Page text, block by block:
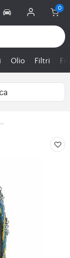
Olio Filtri